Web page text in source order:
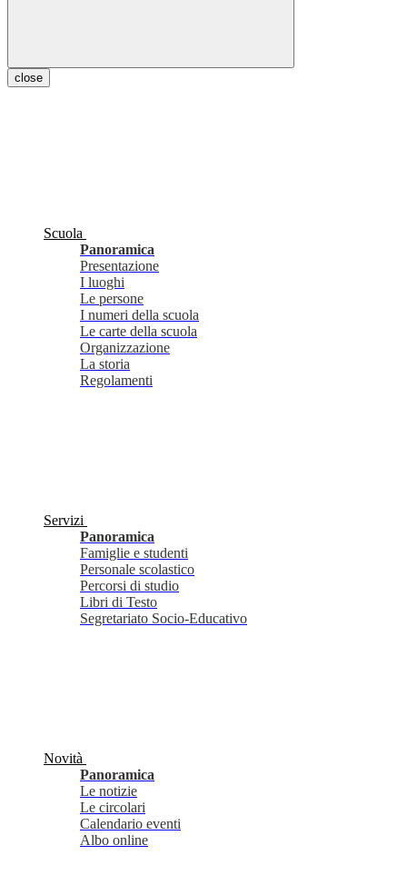
close
Scuola
Panoramica
Presentazione
I luoghi
Le persone
I numeri della scuola
Le carte della scuola
Organizzazione
La storia
Regolamenti
Servizi
Panoramica
Famiglie e studenti
Personale scolastico
Percorsi di studio
Libri di Testo
Segretariato Socio-Educativo
Novità
Panoramica
Le notizie
Le circolari
Calendario eventi
Albo online